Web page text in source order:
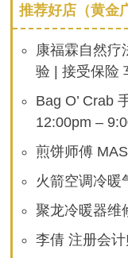
推荐好店（黄金
康福霖自然疗
验 | 接受保险
Bag O’ Crab
12:00pm –
煎饼师傅
火箭空调冷暖
聚龙冷暖器维
李倩 注册会